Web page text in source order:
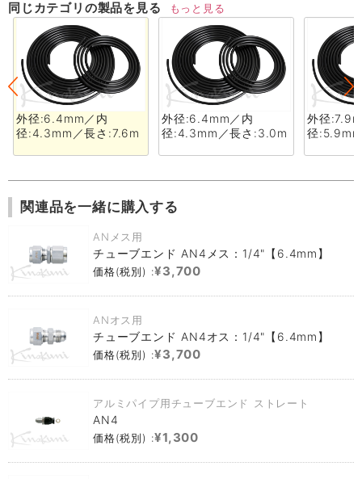
同じカテゴリの製品を見る もっと見る
外径:6.4mm／内
径:4.3mm／長さ:7.6m
外径:6.4mm／内
径:4.3mm／長さ:3.0m
外径
径
関連品を一緒に購入する
ANメス用
チューブエンド AN4メス：1/4"【6.4mm】
価格(税別) :¥3,700
ANオス用
チューブエンド AN4オス：1/4"【6.4mm】
価格(税別) :¥3,700
アルミパイプ用チューブエンド ストレート
AN4
価格(税別) :¥1,300